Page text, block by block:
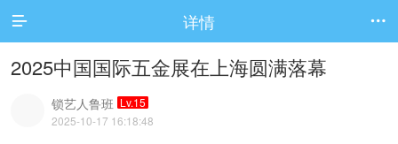
 详情 
2025中国国际五金展在上海圆满落幕
锁艺人鲁班 Lv.15
2025-10-17 16:18:48